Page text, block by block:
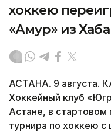
хоккею
«Амур» из
АСТАНА. 9 августа.
Хоккейный клуб
Астане, в
турнира по хоккею